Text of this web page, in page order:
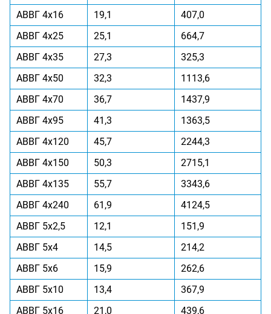
АВВГ 4x16
19,1
407,0
АВВГ 4x25
25,1
664,7
АВВГ 4x35
27,3
325,3
АВВГ 4x50
32,3
1113,6
АВВГ 4x70
36,7
1437,9
АВВГ 4x95
41,3
1363,5
АВВГ 4x120
45,7
2244,3
АВВГ 4x150
50,3
2715,1
АВВГ 4x135
55,7
3343,6
АВВГ 4x240
61,9
4124,5
АВВГ 5x2,5
12,1
151,9
АВВГ 5x4
14,5
214,2
АВВГ 5x6
15,9
262,6
АВВГ 5x10
13,4
367,9
АВВГ 5x16
21,0
439,6